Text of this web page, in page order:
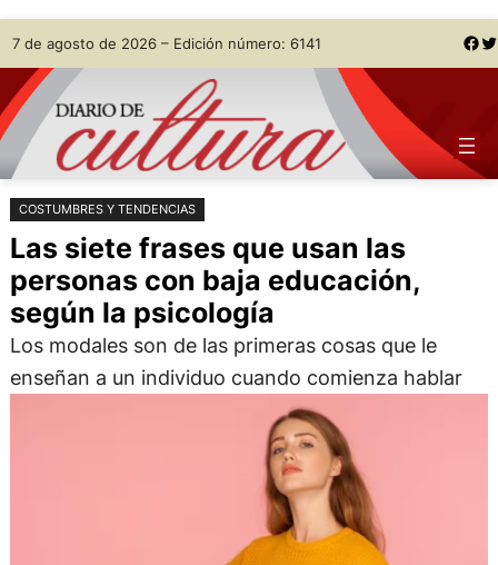
Saltar
al
contenido
Skip
to
content
7 de agosto de 2026 – Edición número: 6141 Facebook Twitter
COSTUMBRES Y TENDENCIAS
Las siete frases que usan las
personas con baja educación,
según la psicología
Los modales son de las primeras cosas que le
enseñan a un individuo cuando comienza hablar